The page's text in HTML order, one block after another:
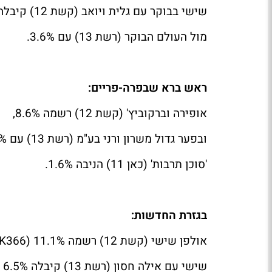
שישי בבוקר עם גלית ויואב (קשת 12) קיבלה 4.3%,
מול העולם הבוקר (רשת 13) עם 3.6%.
ראש ברא שבפרה-פריים:
אופירה וברקוביץ' (קשת 12) רשמה 8.6%,
ובפער גדול משרון ורני בע"מ (רשת 13) עם 4.4%.
'סוכן תרבות' (כאן 11) הניבה 1.6%.
בגזרת החדשות:
אולפן שישי (קשת 12) רשמה 11.1% (366
K
שישי עם אילה חסון (רשת 13) קיבלה 6.5% (204